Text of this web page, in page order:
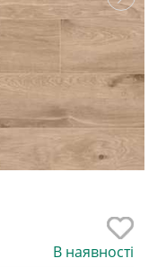
В наявності